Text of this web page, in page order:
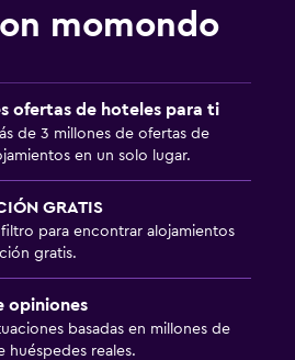
momondo
ofertas de hoteles para ti
de 3 millones de ofertas de
en un solo lugar.
GRATIS
para encontrar alojamientos
gratis.
opiniones
basadas en millones de
huéspedes reales.